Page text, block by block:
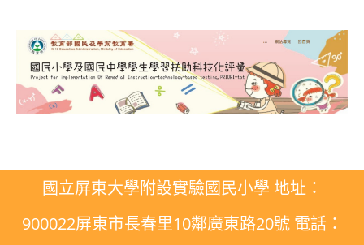
國立屏東大學附設實驗國民小學 地址：
900022屏東市長春里10鄰廣東路20號 電話：